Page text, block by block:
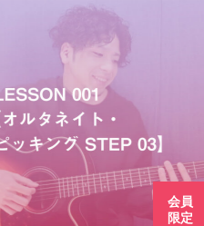
登録してください